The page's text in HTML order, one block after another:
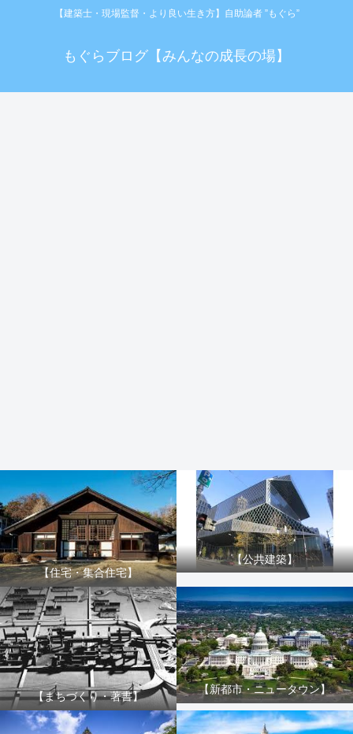
【建築士・現場監督・より良い生き方】自助論者 ”もぐら”
もぐらブログ【みんなの成長の場】
【住宅・集合住宅】
【公共建築】
【まちづくり・著書】
【新都市・ニュータウン】